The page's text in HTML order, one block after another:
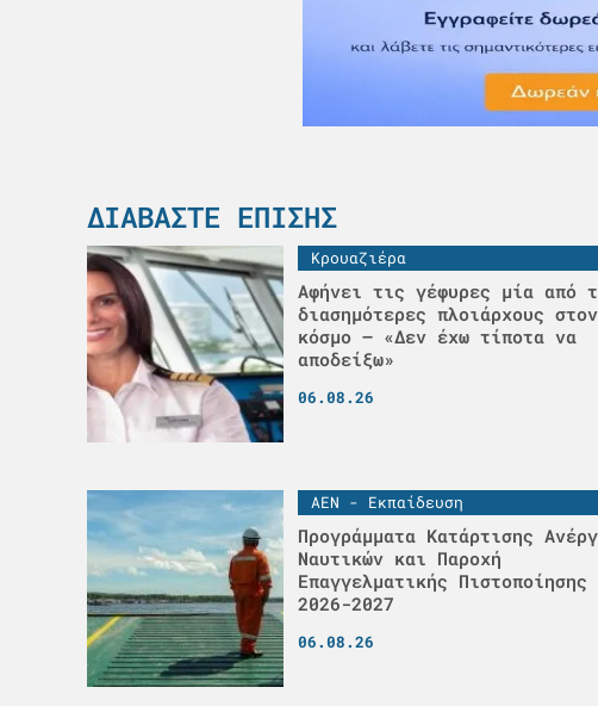
ΔΙΑΒΆΣΤΕ ΕΠΊΣΗΣ
Κρουαζιέρα
Αφήνει τις γέφυρες μία από
διασημότερες πλοιάρχους στον
κόσμο – «Δεν έχω τίποτα να
αποδείξω»
06.08.26
ΑΕΝ - Εκπαίδευση
Προγράμματα Κατάρτισης
Ναυτικών και Παροχή
Επαγγελματικής Πιστοποίησης
2026-2027
06.08.26